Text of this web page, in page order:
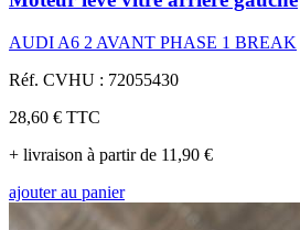
AUDI A6 2 AVANT PHASE 1 BREAK
Réf. CVHU : 72055430
28,60 € TTC
+ livraison à partir de 11,90 €
ajouter au panier